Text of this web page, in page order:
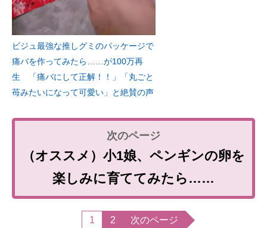
ビジュ最強な推しグミのパッケージで
痛バを作ってみたら……が100万再
生 「痛バにして正解！！」「丸ごと
苺みたいになって可愛い」と絶賛の声
（オススメ）小1娘、ペンギンの卵を
楽しみに育ててみたら……
1 2 次のページ